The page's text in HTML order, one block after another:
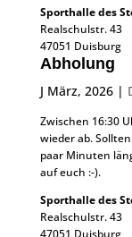
Sporthalle des
Realschulstr. 43
47051 Duisburg
Abholung
J März, 2026|
Zwischen 16:30
wieder ab.
paar Minuten
auf euch :-).
Sporthalle des
Realschulstr. 43
47051 Duisburg